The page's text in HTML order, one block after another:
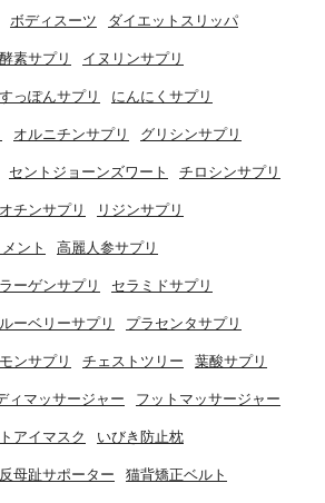
ボディスーツ ダイエットスリッパ
酵素サプリ イヌリンサプリ
すっぽんサプリ にんにくサプリ
オルニチンサプリ グリシンサプリ
セントジョーンズワート チロシンサプリ
チンサプリ リジンサプリ
ント 高麗人参サプリ
ーゲンサプリ セラミドサプリ
ーベリーサプリ プラセンタサプリ
ンサプリ チェストツリー 葉酸サプリ
ィマッサージャー フットマッサージャー
アイマスク いびき防止枕
母趾サポーター 猫背矯正ベルト